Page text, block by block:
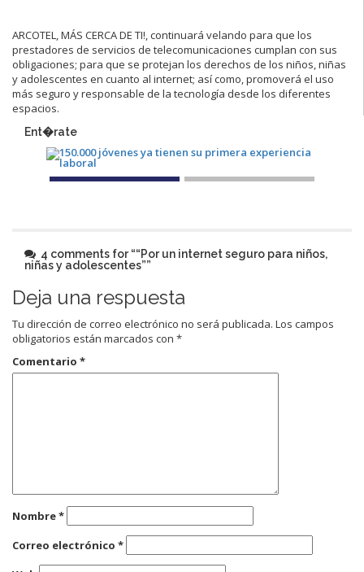
ARCOTEL, MÁS CERCA DE TI!, continuará velando para que los
prestadores de servicios de telecomunicaciones cumplan con sus
obligaciones; para que se protejan los derechos de los niños, niñas
y adolescentes en cuanto al internet; así como, promoverá el uso
más seguro y responsable de la tecnología desde los diferentes
espacios.
Ent�rate
4 comments for ““Por un internet seguro para niños,
niñas y adolescentes””
Deja una respuesta
Tu dirección de correo electrónico no será publicada. Los campos
obligatorios están marcados con *
Comentario *
Nombre*
Correo electrónico *